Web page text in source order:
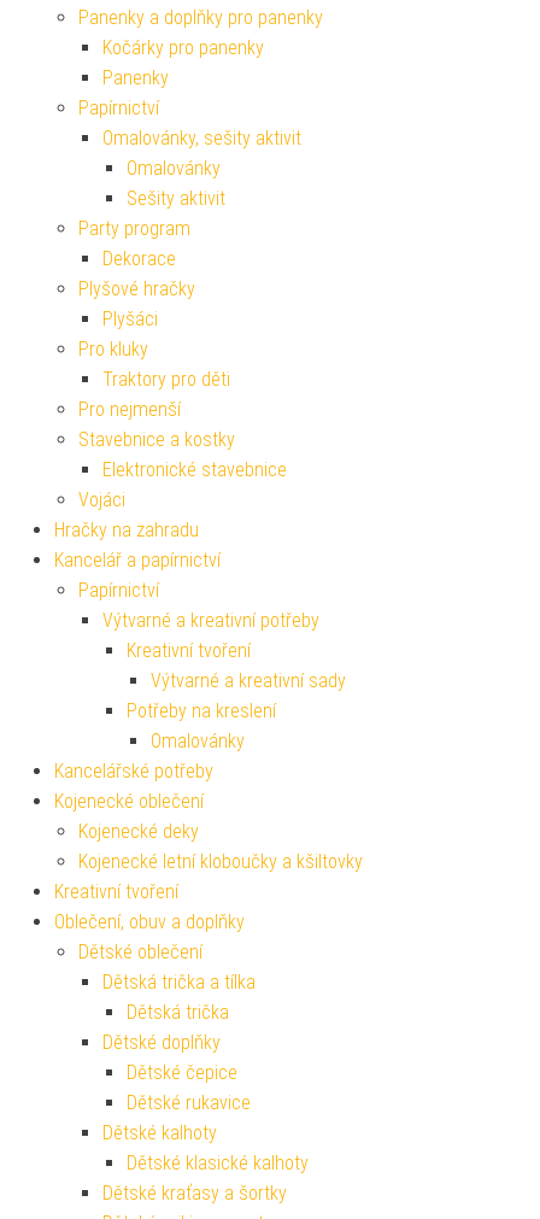
Panenky a doplňky pro panenky
Kočárky pro panenky
Panenky
Papírnictví
Omalovánky, sešity aktivit
Omalovánky
Sešity aktivit
Party program
Dekorace
Plyšové hračky
Plyšáci
Pro kluky
Traktory pro děti
Pro nejmenší
Stavebnice a kostky
Elektronické stavebnice
Vojáci
Hračky na zahradu
Kancelář a papírnictví
Papírnictví
Výtvarné a kreativní potřeby
Kreativní tvoření
Výtvarné a kreativní sady
Potřeby na kreslení
Omalovánky
Kancelářské potřeby
Kojenecké oblečení
Kojenecké deky
Kojenecké letní kloboučky a kšiltovky
Kreativní tvoření
Oblečení, obuv a doplňky
Dětské oblečení
Dětská trička a tílka
Dětská trička
Dětské doplňky
Dětské čepice
Dětské rukavice
Dětské kalhoty
Dětské klasické kalhoty
Dětské kraťasy a šortky